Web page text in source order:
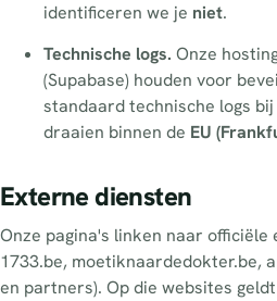
identificeren we je niet.
Technische logs. Onze
(Supabase) houden voor
standaard technische logs bij
draaien binnen de EU
Externe diensten
Onze pagina's linken naar
1733.be, moetiknaardedokter.be,
en partners). Op die websites